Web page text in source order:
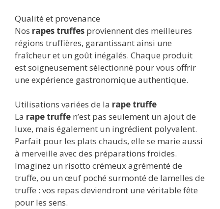
Qualité et provenance
Nos rapes truffes proviennent des meilleures
régions truffières, garantissant ainsi une
fraîcheur et un goût inégalés. Chaque produit
est soigneusement sélectionné pour vous offrir
une expérience gastronomique authentique.
Utilisations variées de la rape truffe
La rape truffe n’est pas seulement un ajout de
luxe, mais également un ingrédient polyvalent.
Parfait pour les plats chauds, elle se marie aussi
à merveille avec des préparations froides.
Imaginez un risotto crémeux agrémenté de
truffe, ou un œuf poché surmonté de lamelles de
truffe : vos repas deviendront une véritable fête
pour les sens.